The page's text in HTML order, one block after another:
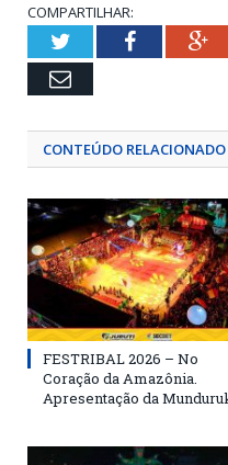
COMPARTILHAR:
TwitterFacebook
Email
CONTEÚDO RELACIONADO
FESTRIBAL 2026 – No
Coração da Amazônia.
Apresentação da